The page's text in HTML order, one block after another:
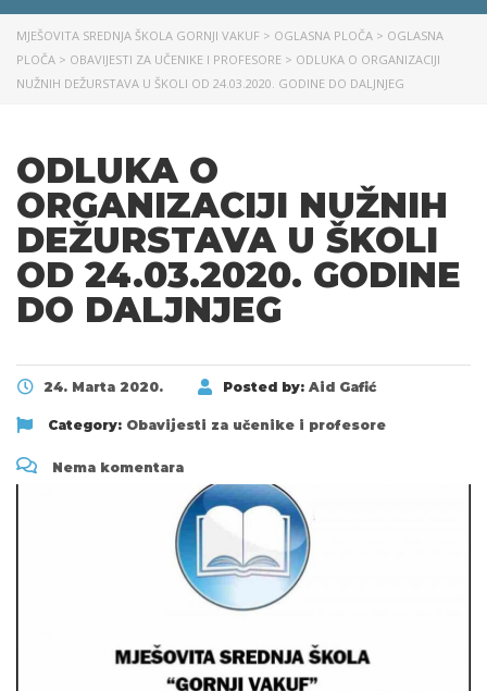
MJEŠOVITA SREDNJA ŠKOLA GORNJI VAKUF > OGLASNA PLOČA > OGLASNA
PLOČA > OBAVIJESTI ZA UČENIKE I PROFESORE > ODLUKA O ORGANIZACIJI
NUŽNIH DEŽURSTAVA U ŠKOLI OD 24.03.2020. GODINE DO DALJNJEG
ODLUKA O
ORGANIZACIJI NUŽNIH
DEŽURSTAVA U ŠKOLI
OD 24.03.2020. GODINE
DO DALJNJEG
24. Marta 2020. Posted by: Aid Gafić
Category: Obavijesti za učenike i profesore
Nema komentara